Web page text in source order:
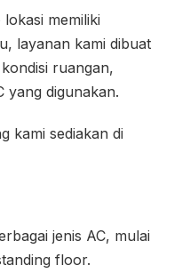
memiliki
layanan kami dibuat
ruangan,
yang digunakan.
kami sediakan di
jenis AC, mulai
floor.